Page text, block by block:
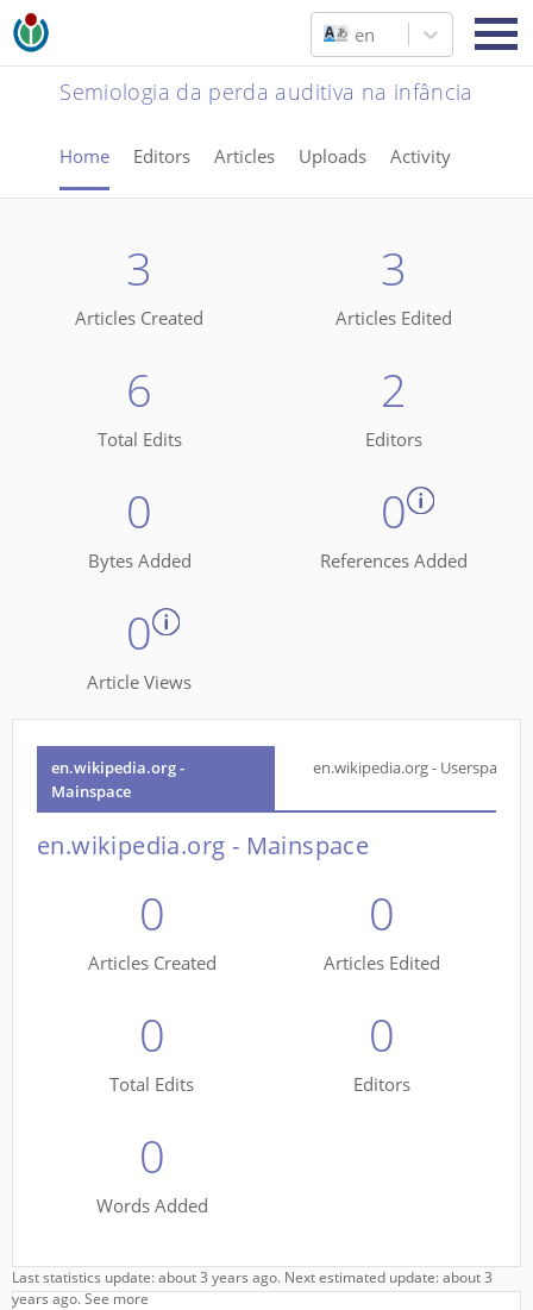
en
Semiologia da perda auditiva na infância
Home Editors Articles Uploads Activity
3
Articles Created
3
Articles Edited
6
Total Edits
2
Editors
0
Bytes Added
0
References Added
0
Article Views
en.wikipedia.org -
Mainspace
en.wikipedia.org - Userspace
en.wikipedia.org - Mainspace
0
Articles Created
0
Articles Edited
0
Total Edits
0
Editors
0
Words Added
Last statistics update: about 3 years ago. Next estimated update: about 3
years ago.See more